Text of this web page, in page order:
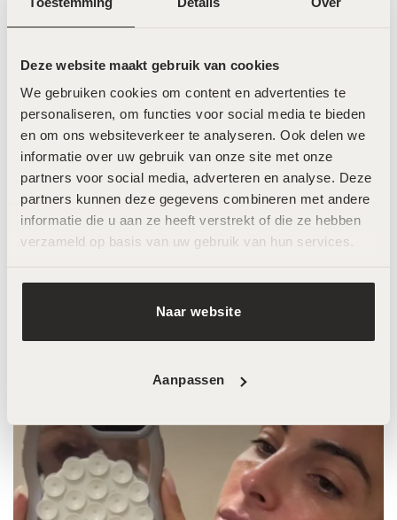
Deze website maakt gebruik van cookies
We gebruiken cookies om content en advertenties te
personaliseren, om functies voor social media te bieden
en om ons websiteverkeer te analyseren. Ook delen we
informatie over uw gebruik van onze site met onze
partners voor social media, adverteren en analyse. Deze
partners kunnen deze gegevens combineren met andere
informatie die u aan ze heeft verstrekt of die ze hebben
verzameld op basis van uw gebruik van hun services.
Naar website
Aanpassen
@jadeanna X LPG!
Jade haar favo
behandeling is de LPG Endermologie, de
behandeling om jouw body contour te
verbeter en cellulite te verminderen!
Anna Nooshin
LOOK AT THAT GLOW
Babe @annanooshin
is groot fan van de behandelingen bij
@skin.improvement.beauty